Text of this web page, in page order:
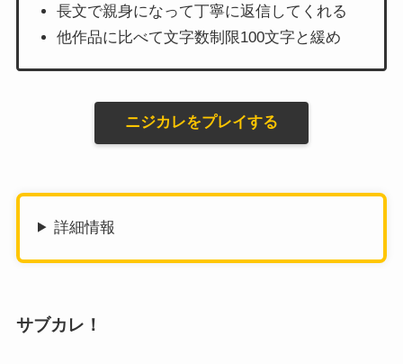
長文で親身になって丁寧に返信してくれる
他作品に比べて文字数制限100文字と緩め
ニジカレをプレイする
詳細情報
サブカレ！